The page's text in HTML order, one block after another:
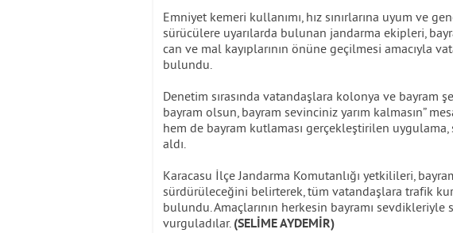
Emniyet kemeri kullanımı, hız sınırlarına uyum ve
sürücülere uyarılarda bulunan jandarma ekipleri,
can ve mal kayıplarının önüne geçilmesi amacıyla
bulundu.
Denetim sırasında vatandaşlara kolonya ve bayram
bayram olsun, bayram sevinciniz yarım kalmasın”
hem de bayram kutlaması gerçekleştirilen
aldı.
Karacasu İlçe Jandarma Komutanlığı yetkilileri,
sürdürüleceğini belirterek, tüm vatandaşlara trafik
bulundu. Amaçlarının herkesin bayramı
vurguladılar. (SELİME AYDEMİR)